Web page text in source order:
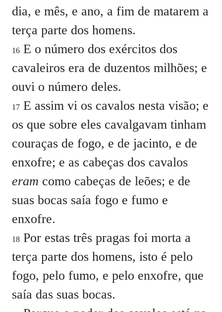
dia, e mês, e ano, a fim de matarem a
terça parte dos homens.
16 E o número dos exércitos dos
cavaleiros era de duzentos milhões; e
ouvi o número deles.
17 E assim vi os cavalos nesta visão; e
os que sobre eles cavalgavam tinham
couraças de fogo, e de jacinto, e de
enxofre; e as cabeças dos cavalos
eram como cabeças de leões; e de
suas bocas saía fogo e fumo e
enxofre.
18 Por estas três pragas foi morta a
terça parte dos homens, isto é pelo
fogo, pelo fumo, e pelo enxofre, que
saía das suas bocas.